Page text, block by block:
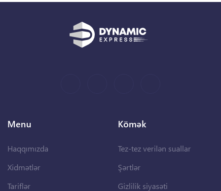
Menu
Haqqımızda
Xidmətlər
Tariflər
Kömək
Tez-tez verilən suallar
Şərtlər
Gizlilik siyasəti